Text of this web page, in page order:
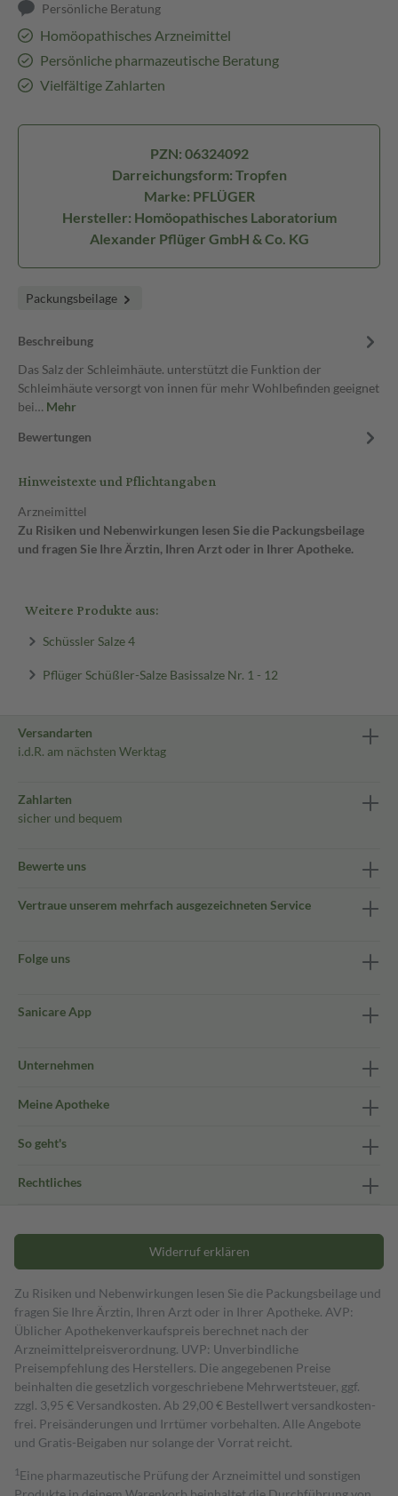
Persönliche Beratung
Homöopathisches Arzneimittel
Persönliche pharmazeutische Beratung
Vielfältige Zahlarten
PZN: 06324092
Darreichungsform: Tropfen
Marke: PFLÜGER
Hersteller: Homöopathisches Laboratorium
Alexander Pflüger GmbH & Co. KG
Packungsbeilage
Beschreibung
Das Salz der Schleimhäute. unterstützt die Funktion der
Schleimhäute versorgt von innen für mehr Wohlbefinden geeignet
bei… Mehr
Bewertungen
Hinweistexte und Pflichtangaben
Arzneimittel
Zu Risiken und Nebenwirkungen lesen Sie die Packungsbeilage
und fragen Sie Ihre Ärztin, Ihren Arzt oder in Ihrer Apotheke.
Weitere Produkte aus:
Schüssler Salze 4
Pflüger Schüßler-Salze Basissalze Nr. 1 - 12
Versandarten
i.d.R. am nächsten Werktag
Zahlarten
sicher und bequem
Bewerte uns
Vertraue unserem mehrfach ausgezeichneten Service
Folge uns
Sanicare App
Unternehmen
Meine Apotheke
So geht's
Rechtliches
Widerruf erklären
Zu Risiken und Nebenwirkungen lesen Sie die Packungsbeilage und
fragen Sie Ihre Ärztin, Ihren Arzt oder in Ihrer Apotheke. AVP:
Üblicher Apothekenverkaufspreis berechnet nach der
Arzneimittelpreisverordnung. UVP: Unverbindliche
Preisempfehlung des Herstellers. Die angegebenen Preise
beinhalten die gesetzlich vorgeschriebene Mehrwertsteuer, ggf.
zzgl. 3,95 € Versandkosten. Ab 29,00 € Bestell­wert versand­kosten­
frei. Preisänderungen und Irrtümer vorbehalten. Alle Angebote
und Gratis-Beigaben nur solange der Vorrat reicht.
1 Eine pharmazeutische Prüfung der Arzneimittel und sonstigen